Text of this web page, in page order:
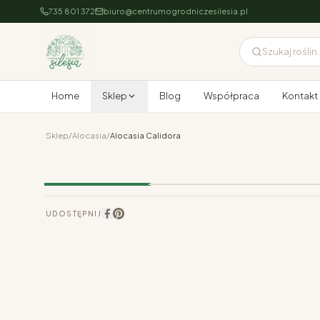
735 801 372 biuro@centrumogrodniczesilesia.pl
Szukaj
Home Sklep Blog Współpraca Kontakt
Sklep/Alocasia/Alocasia Calidora
UDOSTĘPNIJ